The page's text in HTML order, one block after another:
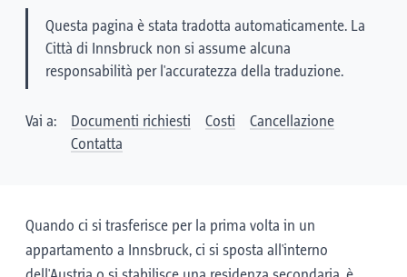
Questa pagina è stata tradotta automaticamente. La
Città di Innsbruck non si assume alcuna
responsabilità per l'accuratezza della traduzione.
Vai a: Documenti richiesti Costi
Cancellazione
Contatta
Quando ci si trasferisce per la prima volta in un
appartamento a Innsbruck, ci si sposta all'interno